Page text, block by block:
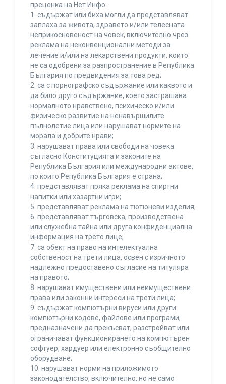
преценка на Нет Инфо:
1. съдържат или биха могли да представляват
заплаха за живота, здравето и/или телесната
неприкосновеност на човек, включително чрез
реклама на неконвенционални методи за
лечение и/или на лекарствени продукти, които
не са одобрени за разпространение в Република
България по предвидения за това ред;
2. са с порнографско съдържание или каквото и
да било друго съдържание, което застрашава
нормалното нравствено, психическо и/или
физическо развитие на ненавършилите
пълнолетие лица или нарушават нормите на
морала и добрите нрави;
3. нарушават права или свободи на човека
съгласно Конституцията и законите на
Република България или международни актове,
по които Република България е страна;
4. представляват пряка реклама на спиртни
напитки или хазартни игри;
5. представляват реклама на тютюневи изделия;
6. представляват търговска, производствена
или служебна тайна или друга конфиденциална
информация на трето лице;
7. са обект на право на интелектуална
собственост на трети лица, освен с изричното
надлежно предоставено съгласие на титуляра
на правото;
8. нарушават имуществени или неимуществени
права или законни интереси на трети лица;
9. съдържат компютърни вируси или други
компютърни кодове, файлове или програми,
предназначени да прекъсват, разстройват или
ограничават функционирането на компютърен
софтуер, хардуер или електронно съобщително
оборудване;
10. нарушават норми на приложимото
законодателство, включително, но не само